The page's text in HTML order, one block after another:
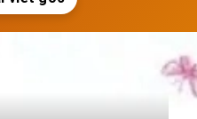
https://susach.edu.vn/bai-ca-dao-cai-co-di-don-con-mua